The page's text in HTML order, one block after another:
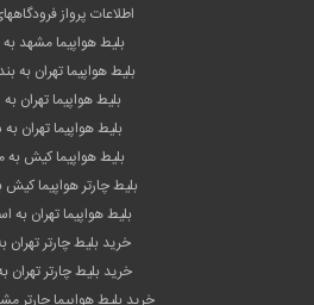
اطلاعات پرواز
بلیط هواپیما مشهد به
بلیط هواپیما تهران به
بلیط هواپیما تهران به
بلیط هواپیما تهران به
بلیط هواپیما کیش
بلیط چارتر هواپیما کیش
بلیط هواپیما تهران به
خرید بلیط چارتر تهران
خرید بلیط چارتر تهران